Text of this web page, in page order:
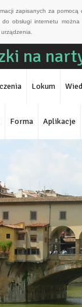
zapisanych za
do obsługi internetu
na
Lokum
Forma Aplikacje